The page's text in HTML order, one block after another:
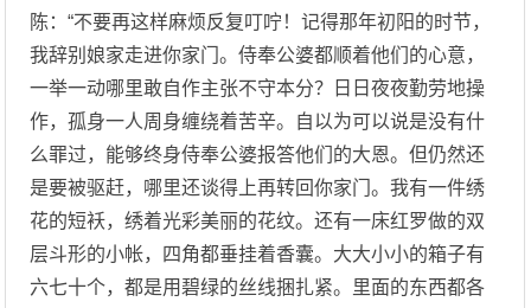
陈：“不要再这样麻烦反复叮咛！记得那年初阳的时节，
我辞别娘家走进你家门。侍奉公婆都顺着他们的心意，
一举一动哪里敢自作主张不守本分？日日夜夜勤劳地操
作，孤身一人周身缠绕着苦辛。自以为可以说是没有什
么罪过，能够终身侍奉公婆报答他们的大恩。但仍然还
是要被驱赶，哪里还谈得上再转回你家门。我有一件绣
花的短袄，绣着光彩美丽的花纹。还有一床红罗做的双
层斗形的小帐，四角都垂挂着香囊。大大小小的箱子有
六七十个，都是用碧绿的丝线捆扎紧。里面的东西都各